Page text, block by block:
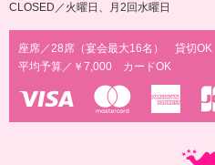
CLOSED／火曜日、月2回水曜日
座席／28席（宴会最大16名） 貸切OK
平均予算／￥7,000 カードOK